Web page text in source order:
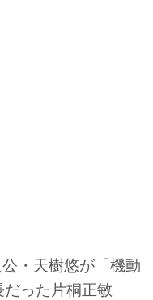
・天樹悠が「機動
った片桐正敏